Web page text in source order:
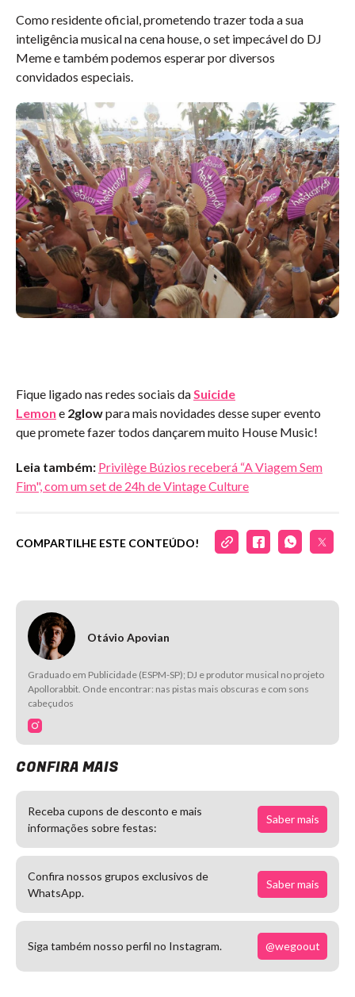
Como residente oficial, prometendo trazer toda a sua
inteligência musical na cena house, o set impecável do DJ
Meme e também podemos esperar por diversos
convidados especiais.
Fique ligado nas redes sociais daSuicide
Lemon e 2glowpara mais novidades desse super evento
que promete fazer todos dançarem muito House Music!
Leia também: Privilège Búzios receberá “A Viagem Sem
Fim", com um set de 24h de Vintage Culture
COMPARTILHE ESTE CONTEÚDO!
Otávio Apovian
Graduado em Publicidade (ESPM-SP); DJ e produtor musical no projeto
Apollorabbit. Onde encontrar: nas pistas mais obscuras e com sons
cabeçudos
CONFIRA MAIS
Receba cupons de desconto e mais
informações sobre festas:
Saber mais
Confira nossos grupos exclusivos de
WhatsApp.
Saber mais
Siga também nosso perfil no Instagram. @wegoout